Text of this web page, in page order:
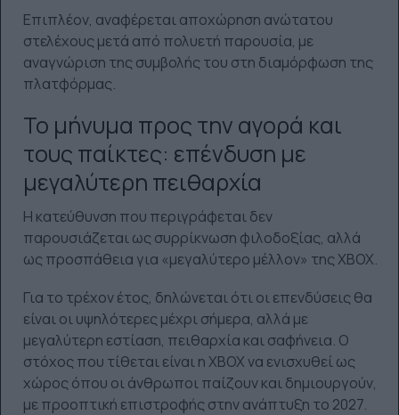
Επιπλέον, αναφέρεται αποχώρηση ανώτατου
στελέχους μετά από πολυετή παρουσία, με
αναγνώριση της συμβολής του στη διαμόρφωση της
πλατφόρμας.
Το μήνυμα προς την αγορά και
τους παίκτες: επένδυση με
μεγαλύτερη πειθαρχία
Η κατεύθυνση που περιγράφεται δεν
παρουσιάζεται ως συρρίκνωση φιλοδοξίας, αλλά
ως προσπάθεια για «μεγαλύτερο μέλλον» της XBOX.
Για το τρέχον έτος, δηλώνεται ότι οι επενδύσεις θα
είναι οι υψηλότερες μέχρι σήμερα, αλλά με
μεγαλύτερη εστίαση, πειθαρχία και σαφήνεια. Ο
στόχος που τίθεται είναι η XBOX να ενισχυθεί ως
χώρος όπου οι άνθρωποι παίζουν και δημιουργούν,
με προοπτική επιστροφής στην ανάπτυξη το 2027.